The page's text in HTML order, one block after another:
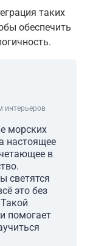
таких
обеспечить
интерьеров
морских
настоящее
в
светятся
это без
помогает